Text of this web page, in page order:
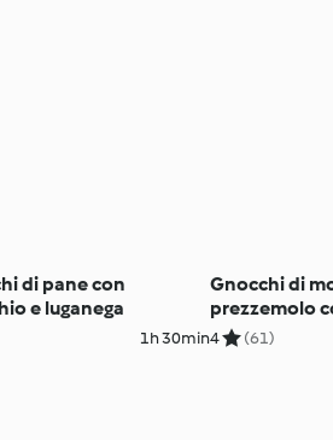
di pane con
e luganega
1h 30min
Gnocchi di
prezzemolo
funghi
4 (61)